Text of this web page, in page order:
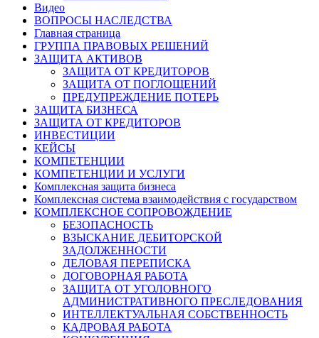
Видео
ВОПРОСЫ НАСЛЕДСТВА
Главная страница
ГРУППА ПРАВОВЫХ РЕШЕНИЙ
ЗАЩИТА АКТИВОВ
ЗАЩИТА ОТ КРЕДИТОРОВ
ЗАЩИТА ОТ ПОГЛОЩЕНИЙ
ПРЕДУПРЕЖДЕНИЕ ПОТЕРЬ
ЗАЩИТА БИЗНЕСА
ЗАЩИТА ОТ КРЕДИТОРОВ
ИНВЕСТИЦИИ
КЕЙСЫ
КОМПЕТЕНЦИИ
КОМПЕТЕНЦИИ И УСЛУГИ
Комплексная защита бизнеса
Комплексная система взаимодействия с государством
КОМПЛЕКСНОЕ СОПРОВОЖДЕНИЕ
БЕЗОПАСНОСТЬ
ВЗЫСКАНИЕ ДЕБИТОРСКОЙ
ЗАДОЛЖЕННОСТИ
ДЕЛОВАЯ ПЕРЕПИСКА
ДОГОВОРНАЯ РАБОТА
ЗАЩИТА ОТ УГОЛОВНОГО
АДМИНИСТРАТИВНОГО ПРЕСЛЕДОВАНИЯ
ИНТЕЛЛЕКТУАЛЬНАЯ СОБСТВЕННОСТЬ
КАДРОВАЯ РАБОТА